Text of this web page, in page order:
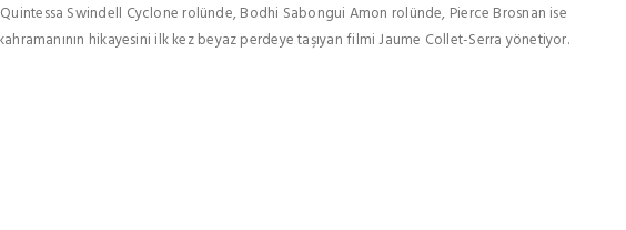
Swindell Cyclone rolünde, Bodhi Sabongui Amon rolünde, Pierce Brosnan ise
hikayesini ilk kez beyaz perdeye taşıyan filmi Jaume Collet-Serra yönetiyor.